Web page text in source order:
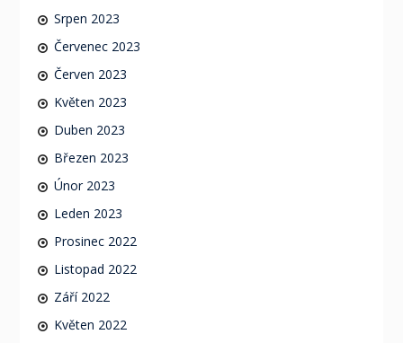
Srpen 2023
Červenec 2023
Červen 2023
Květen 2023
Duben 2023
Březen 2023
Únor 2023
Leden 2023
Prosinec 2022
Listopad 2022
Září 2022
Květen 2022